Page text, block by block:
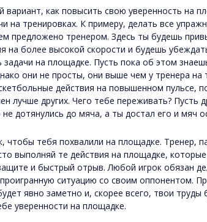
вариант, как повысить свою уверенность на
на тренировках. К примеру, делать все
предложено тренером. Здесь ты будешь
на более высокой скорости и будешь
задачи на площадке. Пусть пока об этом
они не просты, они выше чем у тренера на
действия на повышенном пульсе,
лучше других. Чего тебе переживать? Пусть
не дотянулись до мяча, а ты достал его и мяч
чтобы тебя похвалили на площадке. Тренер,
выполняй те действия на площадке,
и быстрый отрыв. Любой игрок обязан
ситуацию со своим оппонентом.
явно заметно и, скорее всего, твои
уверенности на площадке.